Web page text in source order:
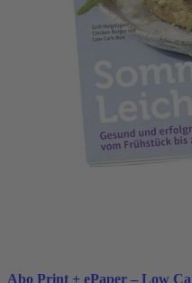
Abo Print + ePaper – Low